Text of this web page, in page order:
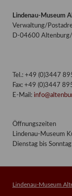
Lindenau-Museum
Verwaltung/
D-04600
Tel.: +49 (0)3447
Fax: +49 (0)3447
E-Mail:
Öffnungszeiten
Lindenau-Museum
Dienstag bis
Lindenau-Museum